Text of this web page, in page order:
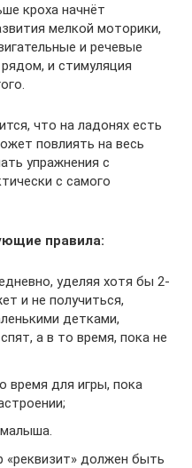
кроха начнёт
мелкой моторики,
и речевые
и стимуляция
что на ладонях есть
повлиять на весь
упражнения с
с самого
правила:
уделяя хотя бы 2-
и не получиться,
детками,
а в то время, пока не
время для игры, пока
«реквизит» должен быть